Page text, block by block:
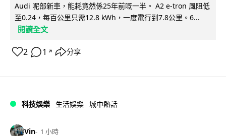
Audi 呢部新車，能耗竟然係25年前嘅一半。 A2 e-tron 風阻低
至0.24，每百公里只需12.8 kWh，一度電行到7.8公里。6...
閱讀全文
2 1 ↗ 分享
科技娛樂 生活娛樂 城中熱話
Vin 1 小時